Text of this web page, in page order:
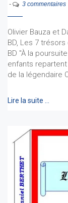
-
3 commentaires
Olivier Bauza et
BD, Les 7
BD "À la
enfants
de la légendaire
Lire la suite …